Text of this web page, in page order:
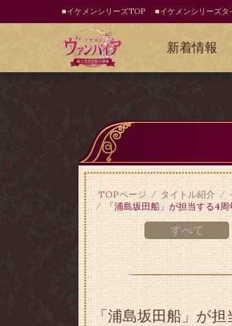
■イケメンシリーズTOP ■イケメンシリーズタ
新着情報
TOPページ タイトル紹介
「浦島坂田船」が担当する4
すべて
「浦島坂田船」が